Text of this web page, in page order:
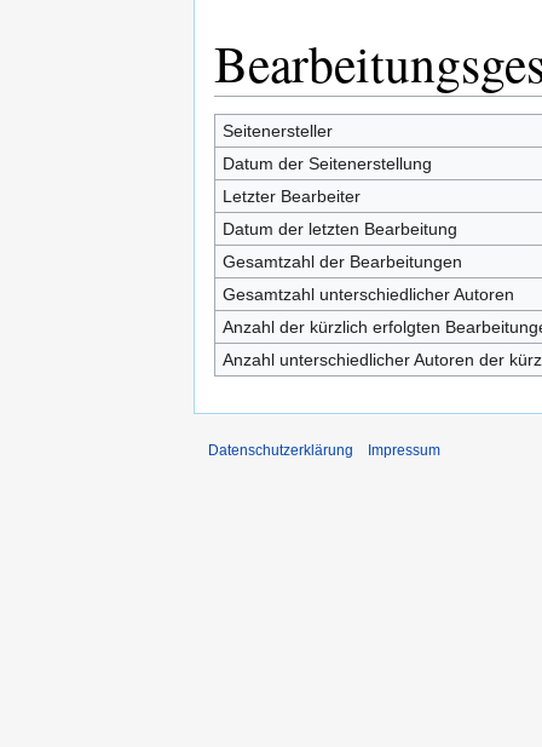
Seitenersteller
Datum der Seitenerstellung
Letzter Bearbeiter
Datum der letzten Bearbeitung
Gesamtzahl der Bearbeitungen
Gesamtzahl unterschiedlicher Autoren
Anzahl der kürzlich erfolgten
Anzahl unterschiedlicher Autoren der
Datenschutzerklärung Impressum